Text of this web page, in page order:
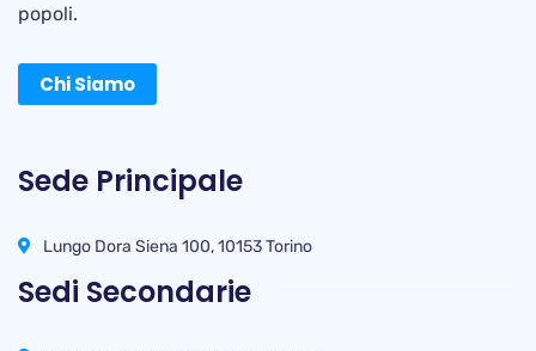
popoli.
Chi Siamo
Sede Principale
Lungo Dora Siena 100, 10153 Torino
Sedi Secondarie